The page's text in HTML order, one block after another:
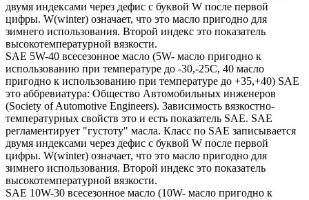
двумя индексами через дефис с буквой W после первой
цифры. W(winter) означает, что это масло пригодно для
зимнего использования. Второй индекс это показатель
высокотемпературной вязкости.
SAE 5W-40 всесезонное масло (5W- масло пригодно к
использованию при температуре до -30,-25С, 40 масло
пригодно к использованию при температуре до +35,+40) SAE
это аббревиатура: Общество Автомобильных инженеров
(Society of Automotive Engineers). Зависимость вязкостно-
температурных свойств это и есть показатель SAE. SAE
регламентирует "густоту" масла. Класс по SAE записывается
двумя индексами через дефис с буквой W после первой
цифры. W(winter) означает, что это масло пригодно для
зимнего использования. Второй индекс это показатель
высокотемпературной вязкости.
SAE 10W-30 всесезонное масло (10W- масло пригодно к